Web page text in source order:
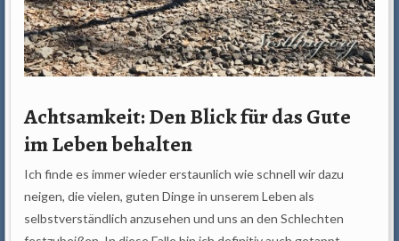
Achtsamkeit: Den Blick für das Gute
im Leben behalten
Ich finde es immer wieder erstaunlich wie schnell wir dazu
neigen, die vielen, guten Dinge in unserem Leben als
selbstverständlich anzusehen und uns an den Schlechten